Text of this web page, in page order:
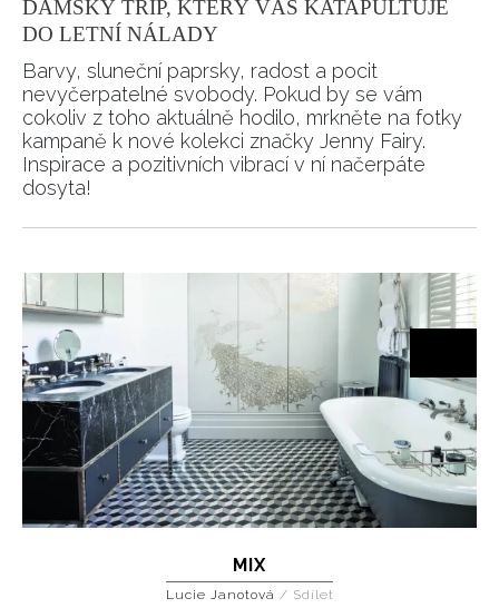
DÁMSKÝ TRIP, KTERÝ VÁS KATAPULTUJE
DO LETNÍ NÁLADY
Barvy, sluneční paprsky, radost a pocit
nevyčerpatelné svobody. Pokud by se vám
cokoliv z toho aktuálně hodilo, mrkněte na fotky
kampaně k nové kolekci značky Jenny Fairy.
Inspirace a pozitivních vibrací v ní načerpáte
dosyta!
MIX
Lucie Janotová / Sdílet